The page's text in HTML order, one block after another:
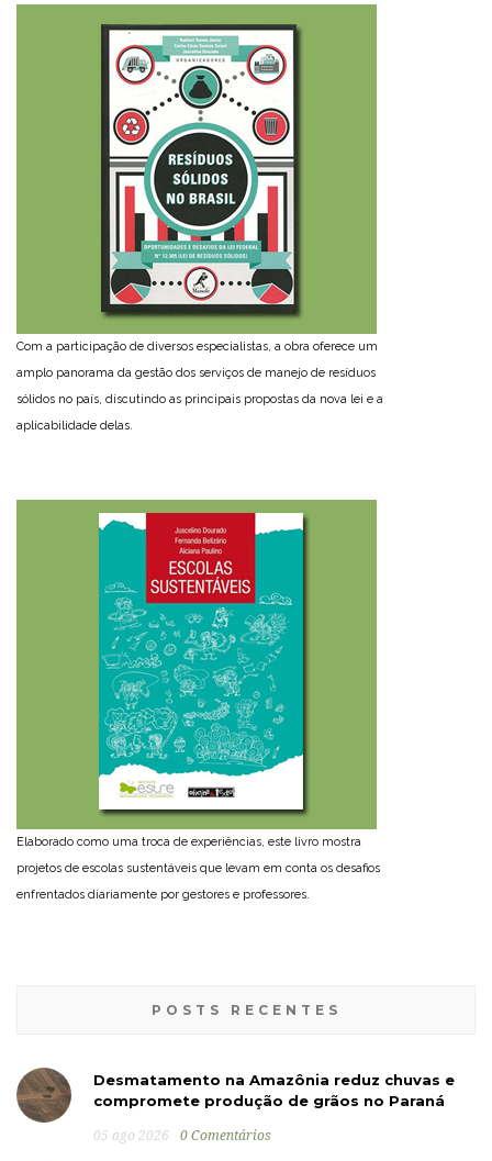
Com a participação de diversos especialistas, a obra oferece um
amplo panorama da gestão dos serviços de manejo de resíduos
sólidos no país, discutindo as principais propostas da nova lei e a
aplicabilidade delas.
Elaborado como uma troca de experiências, este livro mostra
projetos de escolas sustentáveis que levam em conta os desafios
enfrentados diariamente por gestores e professores.
POSTS RECENTES
Desmatamento na Amazônia reduz chuvas e
compromete produção de grãos no Paraná
05 ago 2026 0 Comentários